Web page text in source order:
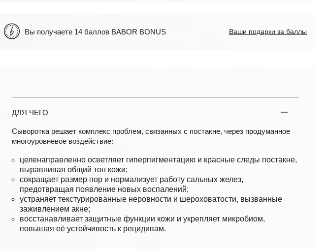
Вы получаете 14 баллов BABOR BONUS Ваши подарки за баллы
ДЛЯ ЧЕГО
Сыворотка решает комплекс проблем, связанных с постакне, через продуманное
многоуровневое воздействие:
целенаправленно осветляет гиперпигментацию и красные следы постакне,
выравнивая общий тон кожи;
сокращает размер пор и нормализует работу сальных желез,
предотвращая появление новых воспалений;
устраняет текстурированные неровности и шероховатости, вызванные
заживлением акне;
восстанавливает защитные функции кожи и укрепляет микробиом,
повышая её устойчивость к рецидивам.